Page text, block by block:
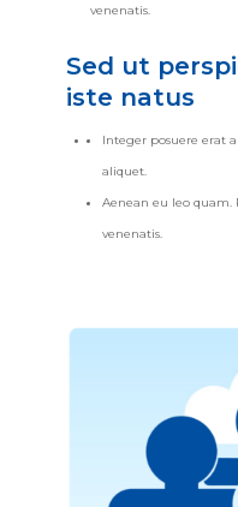
venenatis.
Sed ut
iste natus
Integer posuere erat
aliquet.
Aenean eu leo quam.
venenatis.